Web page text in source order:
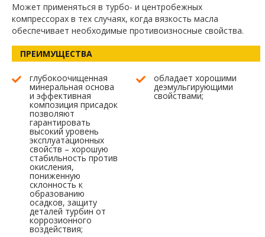
Может применяться в турбо- и центробежных
компрессорах в тех случаях, когда вязкость масла
обеспечивает необходимые противоизносные свойства.
ПРЕИМУЩЕСТВА
глубокоочищенная
минеральная основа
и эффективная
композиция присадок
позволяют
гарантировать
высокий уровень
эксплуатационных
свойств – хорошую
стабильность против
окисления,
пониженную
склонность к
образованию
осадков, защиту
деталей турбин от
коррозионного
воздействия;
обладает хорошими
деэмульгирующими
свойствами;